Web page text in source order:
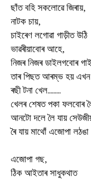
ছাঁত বহি সকলোৱে জিৰায়,
নাটক চায়,
চাইৰেণ লগোৱা গাড়ীত উঠি
ভাৱৰীয়াবোৰ আহে,
নিজৰ নিজৰ ডাইলগবোৰ
তাৰ পিছত আৰম্ভ হয়
ৰছী টনা খেল.........
খেলৰ শেষত পকা ফলবোৰ
আনটো দলে লৈ যায়
ৰৈ যায় মাথোঁ এজোপা
এজোপা গছ,
ঠিক আইতাৰ সাধুকথাত